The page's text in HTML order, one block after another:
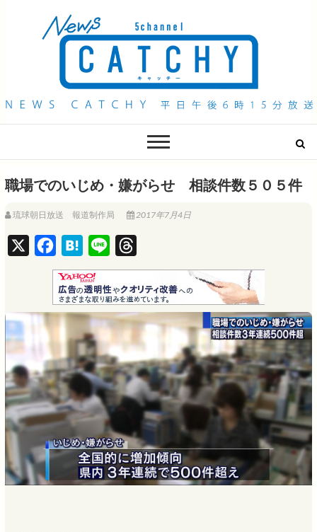
QAB NEWS Headline
職場でのいじめ・嫌がらせ 相談件数５０５件
琉球朝日放送 報道制作局 2017年7月4日
a
c
e
b
o
k
H
a
t
e
n
a
i
n
e
h
r
e
a
d
s